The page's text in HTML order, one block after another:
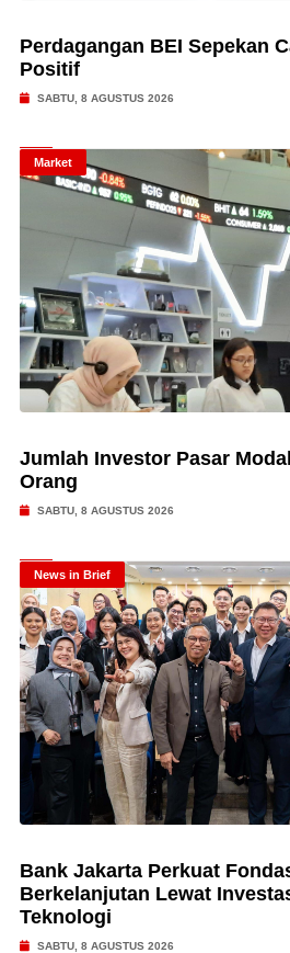
Perdagangan BEI Sepekan
Positif
SABTU, 8 AGUSTUS 2026
Market
Jumlah Investor Pasar
Orang
SABTU, 8 AGUSTUS 2026
News in Brief
Bank Jakarta Perkuat
Berkelanjutan Lewat
Teknologi
SABTU, 8 AGUSTUS 2026